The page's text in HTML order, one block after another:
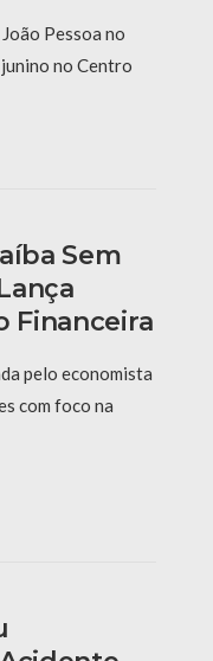
Pessoa no
no Centro
Sem
Financeira
pelo economista
com foco na